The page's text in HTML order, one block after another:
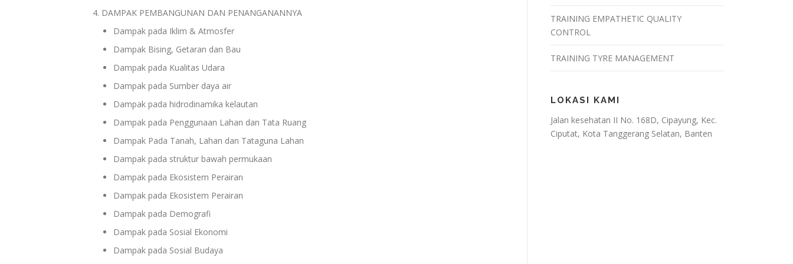
DAMPAK PEMBANGUNAN DAN PENANGANANNYA
Dampak pada Iklim & Atmosfer
Dampak Bising, Getaran dan Bau
Dampak pada Kualitas Udara
Dampak pada Sumber daya air
Dampak pada hidrodinamika kelautan
Dampak pada Penggunaan Lahan dan Tata Ruang
Dampak Pada Tanah, Lahan dan Tataguna Lahan
Dampak pada struktur bawah permukaan
Dampak pada Ekosistem Perairan
Dampak pada Ekosistem Perairan
Dampak pada Demografi
Dampak pada Sosial Ekonomi
Dampak pada Sosial Budaya
TRAINING EMPATHETIC QUALITY
CONTROL
TRAINING TYRE MANAGEMENT
LOKASI KAMI
Jalan kesehatan II No. 168D, Cipayung, Kec.
Ciputat, Kota Tanggerang Selatan, Banten